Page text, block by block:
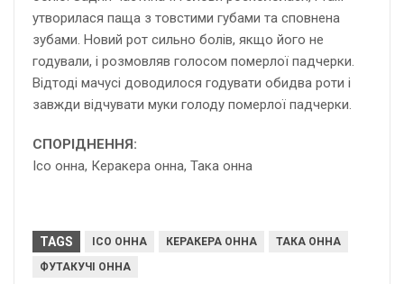
утворилася паща з товстими губами та сповнена
зубами. Новий рот сильно болів, якщо його не
годували, і розмовляв голосом померлої падчерки.
Відтоді мачусі доводилося годувати обидва роти і
завжди відчувати муки голоду померлої падчерки.
СПОРІДНЕННЯ:
Ісо онна, Керакера онна, Така онна
TAGS ІСО ОННА КЕРАКЕРА ОННА
ТАКА ОННА
ФУТАКУЧІ ОННА